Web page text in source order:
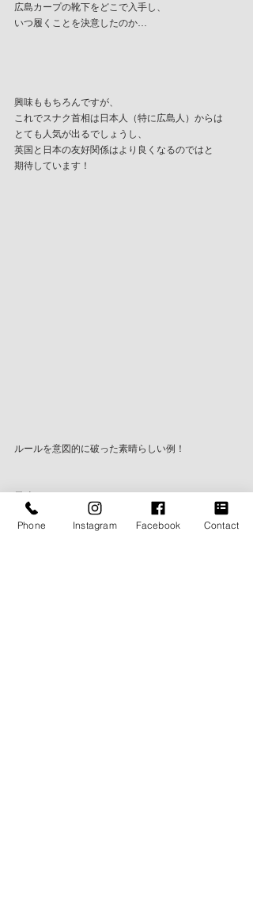
広島カープの靴下をどこで入手し、
いつ履くことを決意したのか…
興味ももちろんですが、
これでスナク首相は日本人（特に広島人）からは
とても人気が出るでしょうし、
英国と日本の友好関係はより良くなるのではと
期待しています！
ルールを意図的に破った素晴らしい例！
BLOGPhone Instagram Facebook Contact